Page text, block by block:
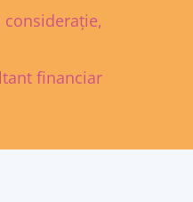
considerație,
financiar